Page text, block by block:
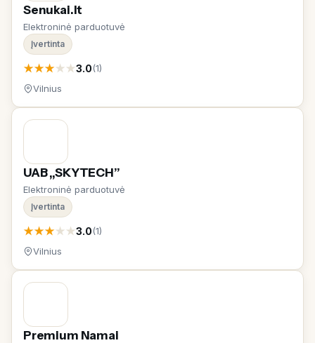
Senukai.lt
Elektroninė parduotuvė
Įvertinta
★★★★★3.0(1)
Vilnius
UAB „SKYTECH”
Elektroninė parduotuvė
Įvertinta
★★★★★3.0(1)
Vilnius
Premium Namai